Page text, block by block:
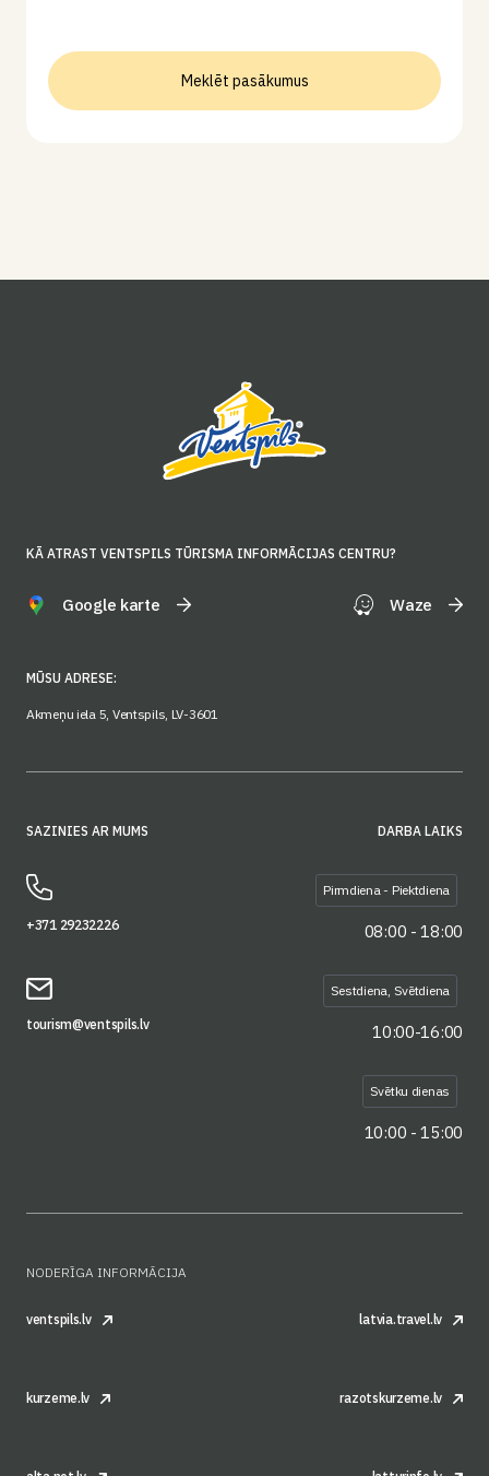
Meklēt pasākumus
KĀ ATRAST VENTSPILS TŪRISMA INFORMĀCIJAS CENTRU?
Google karte Waze
MŪSU ADRESE:
Akmeņu iela 5, Ventspils, LV-3601
SAZINIES AR MUMS
+371 29232226
tourism@ventspils.lv
DARBA LAIKS
Pirmdiena - Piektdiena
08:00 - 18:00
Sestdiena, Svētdiena
10:00-16:00
Svētku dienas
10:00 - 15:00
NODERĪGA INFORMĀCIJA
ventspils.lv latvia.travel.lv
kurzeme.lv razotskurzeme.lv